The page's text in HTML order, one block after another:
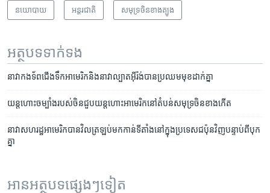
នយោបាយ អន្តរជាតិ សមុទ្រ​ចិន​ខាង​ត្បូង
អត្ថបទ​ទាក់ទង
នាវា​កង​ទ័ព​ជើងទឹក​អាមេរិក​និង​នាវា​ល្បាត​អ៊ីរ៉ង់​បាន​ប្រឈមមុខ​ដាក់​គ្នា
យន្ត​ហោះ​ចម្បាំង​របស់​ចិន​ជួប​យន្តហោះ​​​អាមេរិក​នៅតំបន់​សមុទ្រ​ចិន​ខាង​កើត
នាវា​សហរដ្ឋ​អាមេរិក​បាន​វិល​ត្រឡប់​មក​កាន់​ទីតាំង​​នៅ​ក្នុង​​ប្រទេស​ជប៉ុន​វិញ​បន្ទាប់​ពី​បុក​
គ្នា
អានអត្ថបទផ្សេងៗទៀត